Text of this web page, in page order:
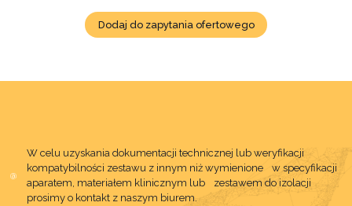
Dodaj do zapytania ofertowego
W celu uzyskania dokumentacji technicznej lub weryfikacji
kompatybilności zestawu z innym niż wymienione w specyfikacji
aparatem, materiałem klinicznym lub zestawem do izolacji
prosimy o kontakt z naszym biurem.